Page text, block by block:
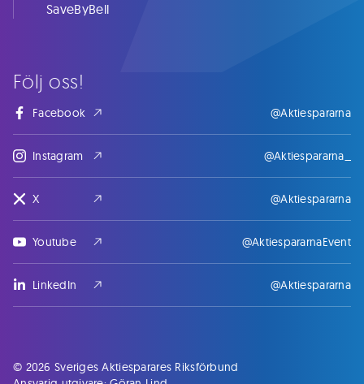
Följ oss!
Facebook @Aktiespararna
Instagram @Aktiespararna_
X @Aktiespararna
Youtube @AktiespararnaEvent
LinkedIn @Aktiespararna
SaveByBell
© 2026 Sveriges Aktiesparares Riksförbund